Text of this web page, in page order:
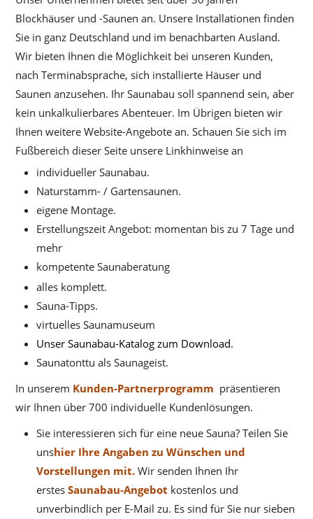
Blockhäuser und -Saunen an. Unsere Installationen finden
Sie in ganz Deutschland und im benachbarten Ausland.
Wir bieten Ihnen die Möglichkeit bei unseren Kunden,
nach Terminabsprache, sich installierte Häuser und
Saunen anzusehen. Ihr Saunabau soll spannend sein, aber
kein unkalkulierbares Abenteuer. Im Übrigen bieten wir
Ihnen weitere Website-Angebote an. Schauen Sie sich im
Fußbereich dieser Seite unsere Linkhinweise an
individueller Saunabau.
Naturstamm- / Gartensaunen.
eigene Montage.
Erstellungszeit Angebot: momentan bis zu 7 Tage und
mehr
kompetente Saunaberatung
alles komplett.
Sauna-Tipps.
virtuelles Saunamuseum
Unser Saunabau-Katalog zum Download.
Saunatonttu als Saunageist.
In unserem Kunden-Partnerprogramm präsentieren
wir Ihnen über 700 individuelle Kundenlösungen.
Sie interessieren sich für eine neue Sauna? Teilen Sie
unshier Ihre Angaben zu Wünschen und
Vorstellungen mit. Wir senden Ihnen Ihr
erstes Saunabau-Angebot kostenlos und
unverbindlich per E-Mail zu. Es sind für Sie nur sieben